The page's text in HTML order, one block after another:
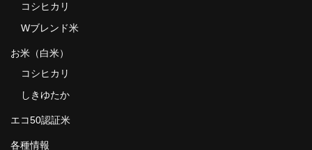
コシヒカリ
Wブレンド米
お米（白米）
コシヒカリ
しきゆたか
エコ50認証米
各種情報